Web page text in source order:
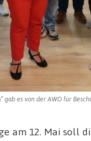
es von der AWO für
am 12. Mai soll